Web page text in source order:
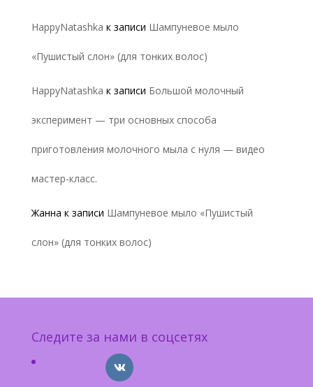
HappyNatashka к записи Шампуневое мыло
«Пушистый слон» (для тонких волос)
HappyNatashka к записи Большой молочный
эксперимент — три основных способа
приготовления молочного мыла с нуля — видео
мастер-класс.
Жанна к записи Шампуневое мыло «Пушистый
слон» (для тонких волос)
Следите за нами в соцсетях